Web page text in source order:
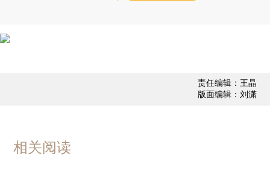
责任编辑：王晶
版面编辑：刘潇
相关阅读